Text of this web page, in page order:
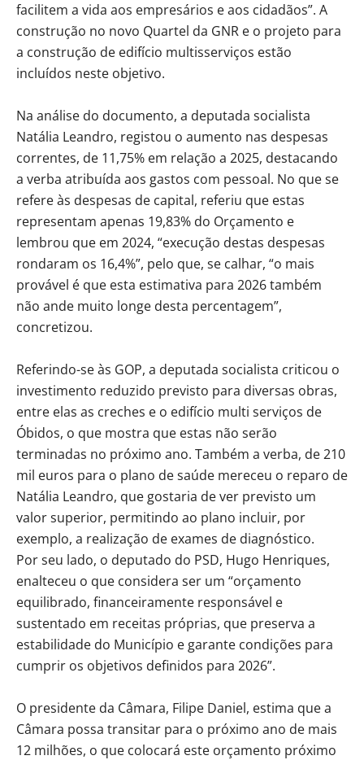
facilitem a vida aos empresários e aos cidadãos”. A
construção no novo Quartel da GNR e o projeto para
a construção de edifício multisserviços estão
incluídos neste objetivo.
Na análise do documento, a deputada socialista
Natália Leandro, registou o aumento nas despesas
correntes, de 11,75% em relação a 2025, destacando
a verba atribuída aos gastos com pessoal. No que se
refere às despesas de capital, referiu que estas
representam apenas 19,83% do Orçamento e
lembrou que em 2024, “execução destas despesas
rondaram os 16,4%”, pelo que, se calhar, “o mais
provável é que esta estimativa para 2026 também
não ande muito longe desta percentagem”,
concretizou.
Referindo-se às GOP, a deputada socialista criticou o
investimento reduzido previsto para diversas obras,
entre elas as creches e o edifício multi serviços de
Óbidos, o que mostra que estas não serão
terminadas no próximo ano. Também a verba, de 210
mil euros para o plano de saúde mereceu o reparo de
Natália Leandro, que gostaria de ver previsto um
valor superior, permitindo ao plano incluir, por
exemplo, a realização de exames de diagnóstico.
Por seu lado, o deputado do PSD, Hugo Henriques,
enalteceu o que considera ser um “orçamento
equilibrado, financeiramente responsável e
sustentado em receitas próprias, que preserva a
estabilidade do Município e garante condições para
cumprir os objetivos definidos para 2026”.
O presidente da Câmara, Filipe Daniel, estima que a
Câmara possa transitar para o próximo ano de mais
12 milhões, o que colocará este orçamento próximo